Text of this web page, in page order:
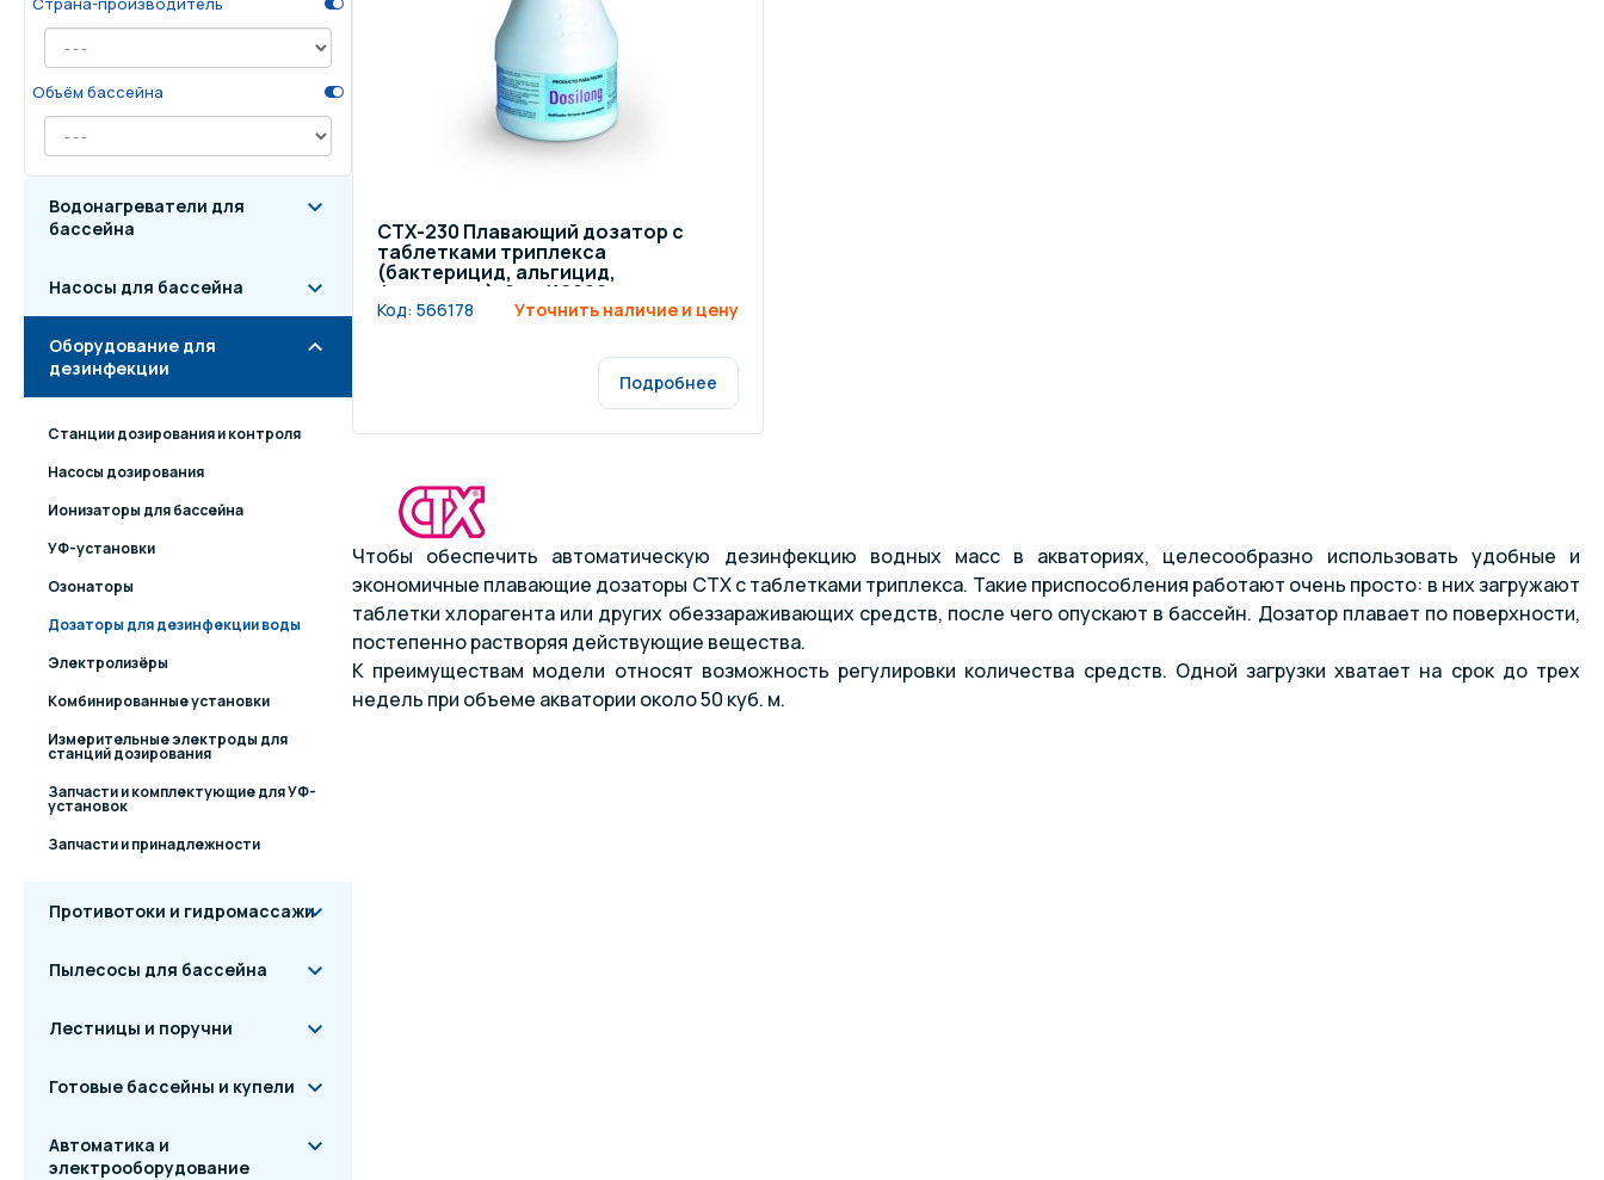
Освещение и подсветка для
бассейна
Отделочные материалы
Объём бассейна
Водонагреватели для
бассейна
Насосы для бассейна
Оборудование для
дезинфекции
Станции дозирования и контроля
Насосы дозирования
Ионизаторы для бассейна
УФ-установки
Озонаторы
Дозаторы для дезинфекции воды
Электролизёры
Комбинированные установки
Измерительные электроды для
станций дозирования
Запчасти и комплектующие для УФ-
установок
Запчасти и принадлежности
Противотоки и гидромассажи
Пылесосы для бассейна
Лестницы и поручни
Готовые бассейны и купели
Автоматика и
электрооборудование
CTX-230 Плавающий дозатор с
таблетками триплекса
(бактерицид, альгицид,
флокулянт), 2 кг /16000
Код: 566178 Уточнить наличие и цену
Подробнее
Чтобы обеспечить автоматическую дезинфекцию водных масс в акваториях, целесообразно использовать удобные и
экономичные плавающие дозаторы CTX с таблетками триплекса. Такие приспособления работают очень просто: в них загружают
таблетки хлорагента или других обеззараживающих средств, после чего опускают в бассейн. Дозатор плавает по поверхности,
постепенно растворяя действующие вещества.
К преимуществам модели относят возможность регулировки количества средств. Одной загрузки хватает на срок до трех
недель при объеме акватории около 50 куб. м.